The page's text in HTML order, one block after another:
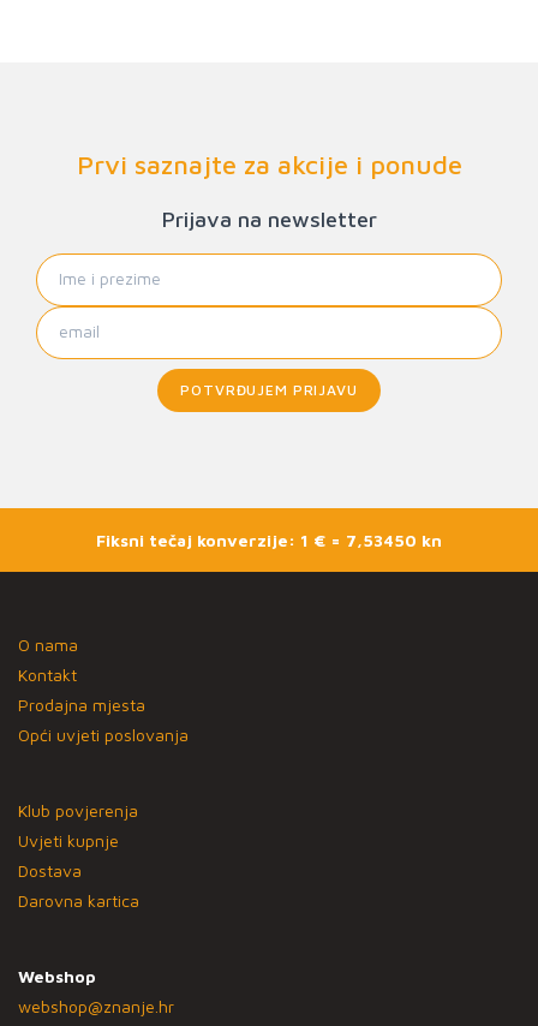
Prvi saznajte za akcije i ponude
Prijava na newsletter
POTVRĐUJEM PRIJAVU
Fiksni tečaj konverzije: 1 € = 7,53450 kn
O nama
Kontakt
Prodajna mjesta
Opći uvjeti poslovanja
Klub povjerenja
Uvjeti kupnje
Dostava
Darovna kartica
Webshop
webshop@znanje.hr